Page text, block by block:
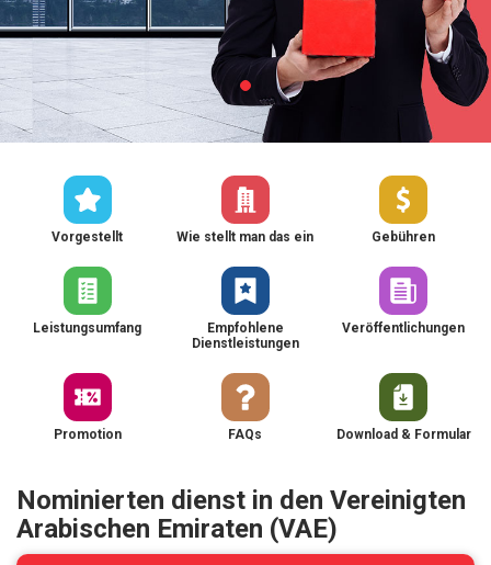
Vorgestellt Wie stellt man das ein Gebühren
Leistungsumfang
Empfohlene
Dienstleistungen
Veröffentlichungen
Promotion FAQs Download & Formular
Nominierten dienst in den Vereinigten
Arabischen Emiraten (VAE)